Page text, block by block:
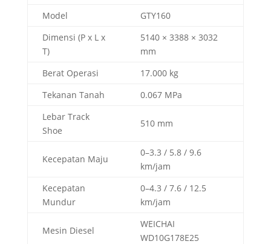
Model
GTY160
Dimensi (P x L x
T)
5140 × 3388 × 3032
mm
Berat Operasi
17.000 kg
Tekanan Tanah
0.067 MPa
Lebar Track
Shoe
510 mm
Kecepatan Maju
0–3.3 / 5.8 / 9.6
km/jam
Kecepatan
Mundur
0–4.3 / 7.6 / 12.5
km/jam
Mesin Diesel
WEICHAI
WD10G178E25